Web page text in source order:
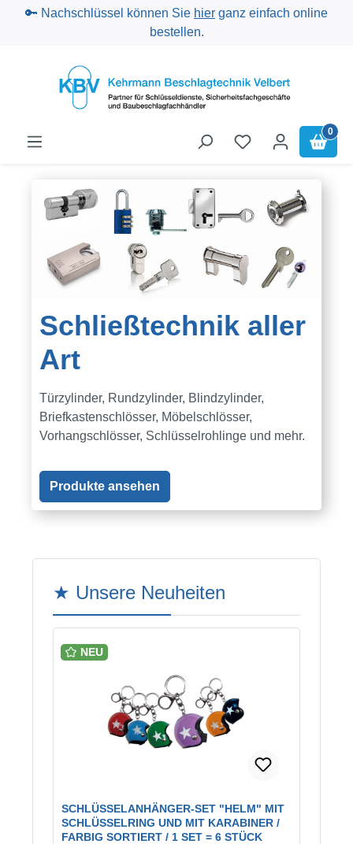
Zum Hauptinhalt springen
🔑 Nachschlüssel können Sie hier ganz einfach online
bestellen.
0
Schließtechnik aller
Art
Türzylinder, Rundzylinder, Blindzylinder,
Briefkastenschlösser, Möbelschlösser,
Vorhangschlösser, Schlüsselrohlinge und mehr.
Produkte ansehen
Produktgalerie überspringen
★ Unsere Neuheiten
NEU
SCHLÜSSELANHÄNGER-SET "HELM" MIT
SCHLÜSSELRING UND MIT KARABINER /
FARBIG SORTIERT / 1 SET = 6 STÜCK